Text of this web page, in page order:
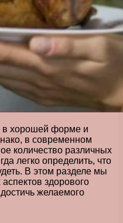
в хорошей форме и
в современном
количество различных
легко определить, что
В этом разделе мы
здорового
желаемого